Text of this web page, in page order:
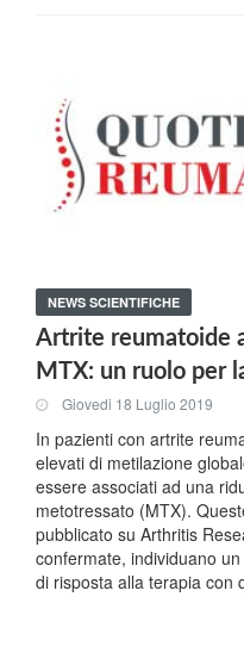
NEWS SCIENTIFICHE
Artrite reumatoide
MTX: un ruolo per
Giovedi 18 Luglio 2019
In pazienti con artrite
elevati di metilazione
essere associati ad una
metotressato (MTX).
pubblicato su Arthritis
confermate, individuano
di risposta alla terapia con